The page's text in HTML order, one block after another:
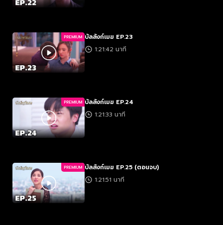
PREMIUM บัลลังก์เมฆ EP.23
1:21:42 นาที
PREMIUM บัลลังก์เมฆ EP.24
1:21:33 นาที
PREMIUM บัลลังก์เมฆ EP.25 (ตอนจบ)
1:21:51 นาที